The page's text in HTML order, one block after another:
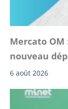
Mercato
nouveau
6 août 2026